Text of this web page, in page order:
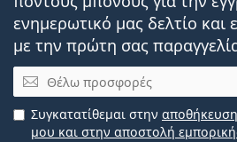
ενημερωτικό μας δελτίο και
με την πρώτη σας
Email
Συγκατατίθεμαι στην
μου και στην αποστολή